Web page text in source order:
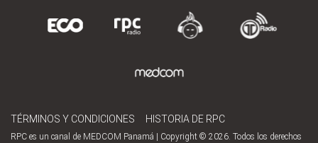
TÉRMINOS Y CONDICIONES HISTORIA DE RPC
RPC es un canal de MEDCOM Panamá | Copyright © 2026. Todos los derechos